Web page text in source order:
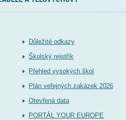
Důležité odkazy
Školský rejstřík
Přehled vysokých škol
Plán veřejných zakázek 2026
Otevřená data
PORTÁL YOUR EUROPE